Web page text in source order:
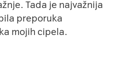
Tada je najvažnija
preporuka
mojih cipela.